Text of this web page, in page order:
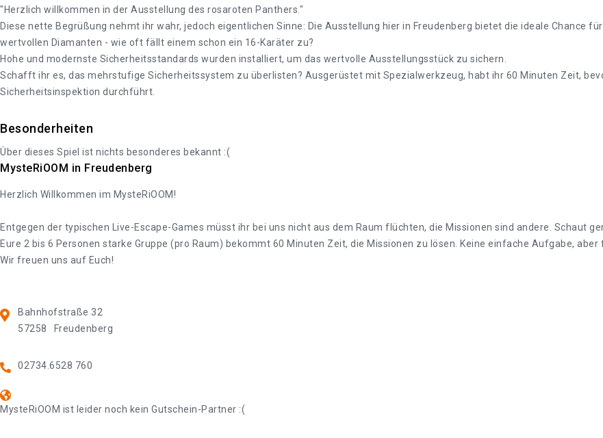
"Herzlich willkommen in der Ausstellung des rosaroten Panthers."
Diese nette Begrüßung nehmt ihr wahr, jedoch eigentlichen Sinne: Die Ausstellung hier in Freudenberg bietet die ideale Chance
wertvollen Diamanten - wie oft fällt einem schon ein 16-Karäter zu?
Hohe und modernste Sicherheitsstandards wurden installiert, um das wertvolle Ausstellungsstück zu sichern.
Schafft ihr es, das mehrstufige Sicherheitssystem zu überlisten? Ausgerüstet mit Spezialwerkzeug, habt ihr 60 Minuten Zeit,
Sicherheitsinspektion durchführt.
Besonderheiten
Über dieses Spiel ist nichts besonderes bekannt :(
MysteRiOOM in Freudenberg
Herzlich Willkommen im MysteRiOOM!
Entgegen der typischen Live-Escape-Games müsst ihr bei uns nicht aus dem Raum flüchten, die Missionen sind andere. Schaut
Eure 2 bis 6 Personen starke Gruppe (pro Raum) bekommt 60 Minuten Zeit, die Missionen zu lösen. Keine einfache Aufgabe,
Wir freuen uns auf Euch!
Bahnhofstraße 32
57258
Freudenberg
02734.6528 760
MysteRiOOM ist leider noch kein Gutschein-Partner :(